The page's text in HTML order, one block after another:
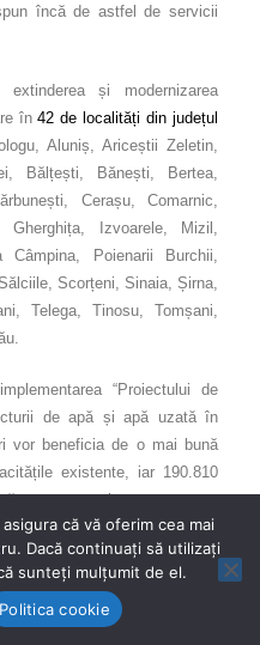
încă de astfel de servicii
și modernizarea
în42 de localități din județul
Aluniș, Ariceștii Zeletin,
Bălțești, Bănești, Bertea,
Cerașu, Comarnic,
Gherghița, Izvoarele, Mizil,
Poienarii Burchii,
Scorțeni, Sinaia, Șirna,
Telega, Tinosu, Tomșani,
“Proiectului de
de apă și apă uzată în
vor beneficia de o mai bună
existente, iar 190.810
tratare a apelor uzate.
obține la: tel0244529474; e-
; persoană de contact
că vă oferim cea mai
Dacă continuați să utilizați
sunteți mulțumit de el.
Politica cookie